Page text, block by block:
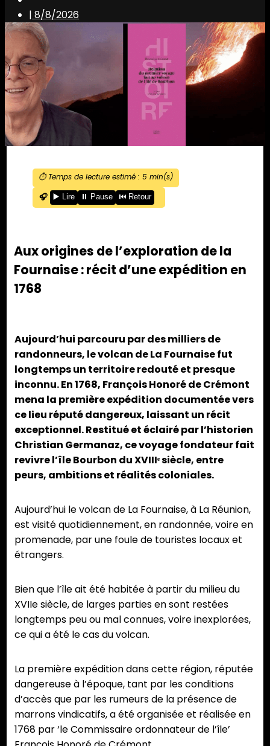
| 8/8/2026
⏱️ Temps de lecture estimé : 5min(s)
🎧
▶️ Lire ⏸️ Pause ⏮️ Retour
Aux origines de l’exploration de la
Fournaise : récit d’une expédition en
1768
Aujourd’hui parcouru par des milliers de
randonneurs, le volcan de La Fournaise fut
longtemps un territoire redouté et presque
inconnu. En 1768, François Honoré de Crémont
mena la première expédition documentée vers
ce lieu réputé dangereux, laissant un récit
exceptionnel. Restitué et éclairé par l’historien
Christian Germanaz, ce voyage fondateur fait
revivre l’île Bourbon du XVIIIᵉ siècle, entre
peurs, ambitions et réalités coloniales.
Aujourd’hui le volcan de La Fournaise, à La Réunion,
est visité quotidiennement, en randonnée, voire en
promenade, par une foule de touristes locaux et
étrangers.
Bien que l’île ait été habitée à partir du milieu du
XVIIe siècle, de larges parties en sont restées
longtemps peu ou mal connues, voire inexplorées,
ce qui a été le cas du volcan.
La première expédition dans cette région, réputée
dangereuse à l’époque, tant par les conditions
d’accès que par les rumeurs de la présence de
marrons vindicatifs, a été organisée et réalisée en
1768 par ‘le Commissaire ordonnateur de l’île’